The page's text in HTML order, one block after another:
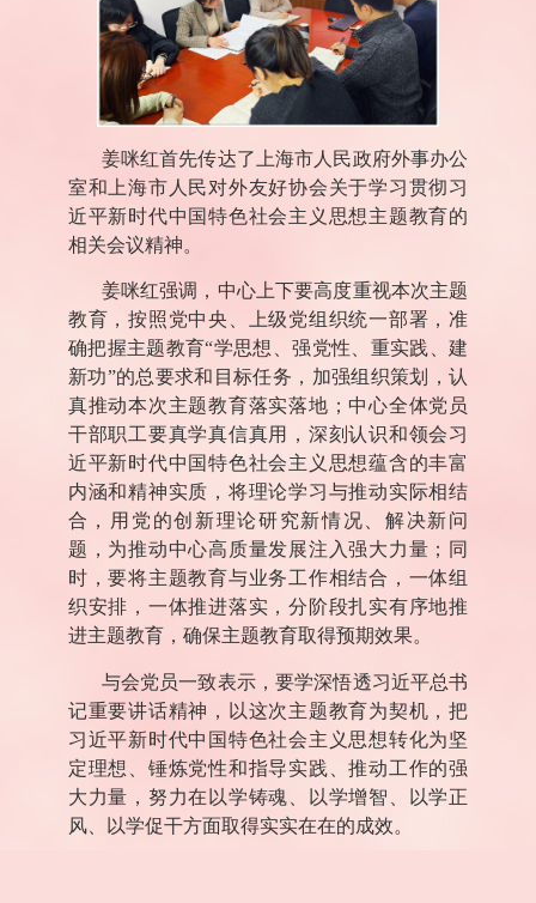
姜咪红首先传达了上海市人民政府外事办公
室和上海市人民对外友好协会关于学习贯彻习
近平新时代中国特色社会主义思想主题教育的
相关会议精神。
姜咪红强调，中心上下要高度重视本次主题
教育，按照党中央、上级党组织统一部署，准
确把握主题教育“学思想、强党性、重实践、建
新功”的总要求和目标任务，加强组织策划，认
真推动本次主题教育落实落地；中心全体党员
干部职工要真学真信真用，深刻认识和领会习
近平新时代中国特色社会主义思想蕴含的丰富
内涵和精神实质，将理论学习与推动实际相结
合，用党的创新理论研究新情况、解决新问
题，为推动中心高质量发展注入强大力量；同
时，要将主题教育与业务工作相结合，一体组
织安排，一体推进落实，分阶段扎实有序地推
进主题教育，确保主题教育取得预期效果。
与会党员一致表示，要学深悟透习近平总书
记重要讲话精神，以这次主题教育为契机，把
习近平新时代中国特色社会主义思想转化为坚
定理想、锤炼党性和指导实践、推动工作的强
大力量，努力在以学铸魂、以学增智、以学正
风、以学促干方面取得实实在在的成效。